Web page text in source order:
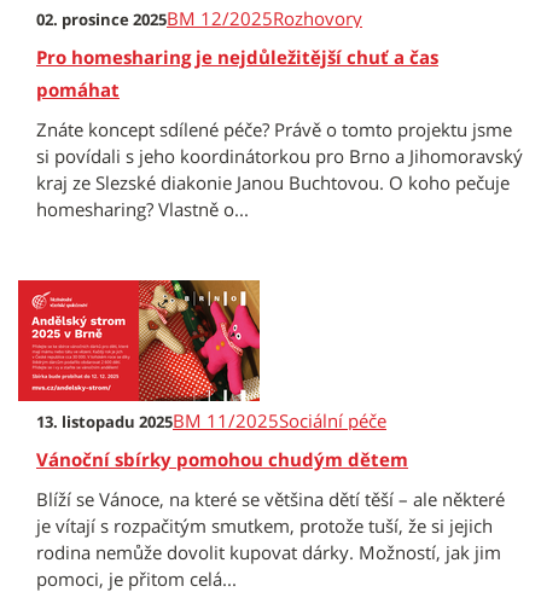
02. prosince 2025BM 12/2025Rozhovory
Pro homesharing je nejdůležitější chuť a čas
pomáhat
Znáte koncept sdílené péče? Právě o tomto projektu jsme
si povídali s jeho koordinátorkou pro Brno a Jihomoravský
kraj ze Slezské diakonie Janou Buchtovou. O koho pečuje
homesharing? Vlastně o...
13. listopadu 2025BM 11/2025Sociální péče
Vánoční sbírky pomohou chudým dětem
Blíží se Vánoce, na které se většina dětí těší – ale některé
je vítají s rozpačitým smutkem, protože tuší, že si jejich
rodina nemůže dovolit kupovat dárky. Možností, jak jim
pomoci, je přitom celá...